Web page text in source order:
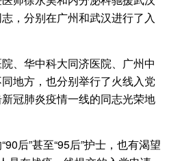
，分别在广州和武汉进行了入
华中科大同济医院、广州中
地方，也分别举行了火线入党
冠肺炎疫情一线的同志光荣地
后”甚至“95后”护士，也有渴望